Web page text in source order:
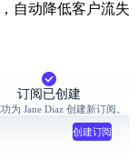
自动降低客户流失
创建订阅
订阅已创建
为 Jane Diaz 创建新订阅。